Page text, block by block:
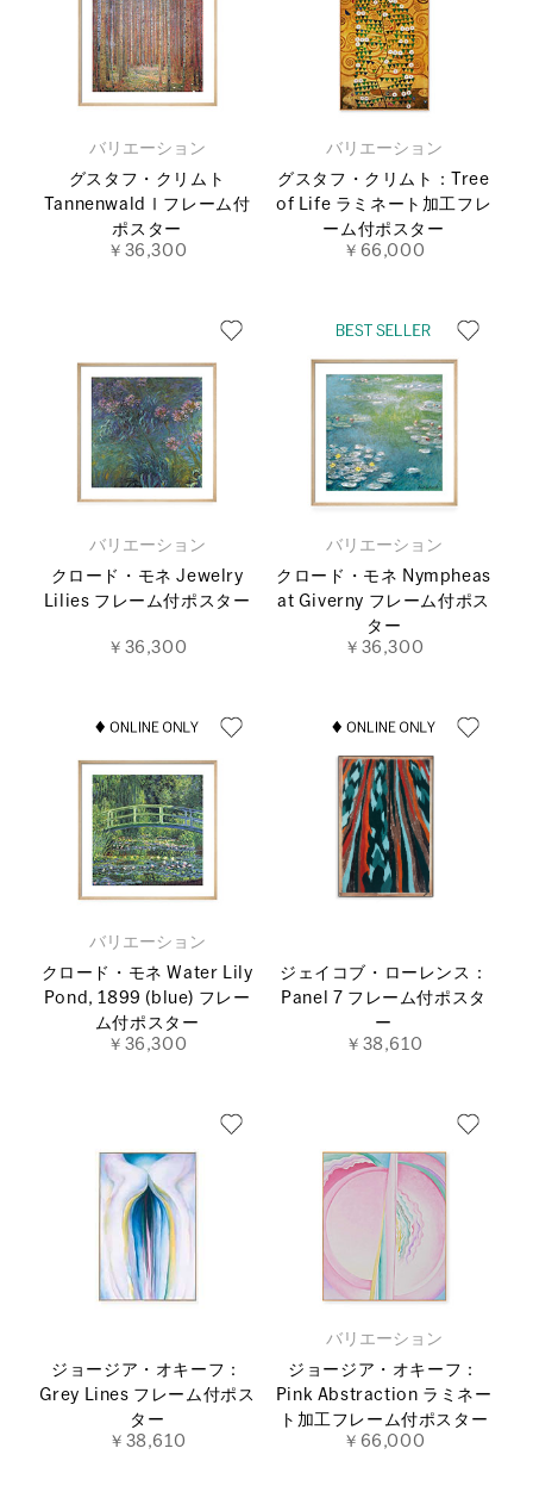
バリエーション
グスタフ・クリムト
TannenwaldⅠフレーム付
ポスター
￥36,300
バリエーション
グスタフ・クリムト：Tree
of Life ラミネート加工フレ
ーム付ポスター
￥66,000
バリエーション
クロード・モネ Jewelry
Lilies フレーム付ポスター
￥36,300
バリエーション
クロード・モネ Nympheas
at Giverny フレーム付ポス
ター
￥36,300
バリエーション
クロード・モネ Water Lily
Pond, 1899 (blue) フレー
ム付ポスター
￥36,300
ジェイコブ・ローレンス：
Panel 7 フレーム付ポスタ
ー
￥38,610
ジョージア・オキーフ：
Grey Lines フレーム付ポス
ター
￥38,610
バリエーション
ジョージア・オキーフ：
Pink Abstraction ラミネー
ト加工フレーム付ポスター
￥66,000